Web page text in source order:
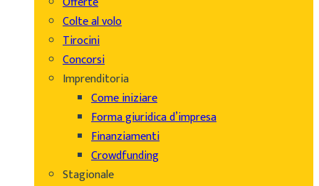
Colte al volo
Tirocini
Concorsi
Imprenditoria
Come iniziare
Forma giuridica d’impresa
Finanziamenti
Crowdfunding
Stagionale